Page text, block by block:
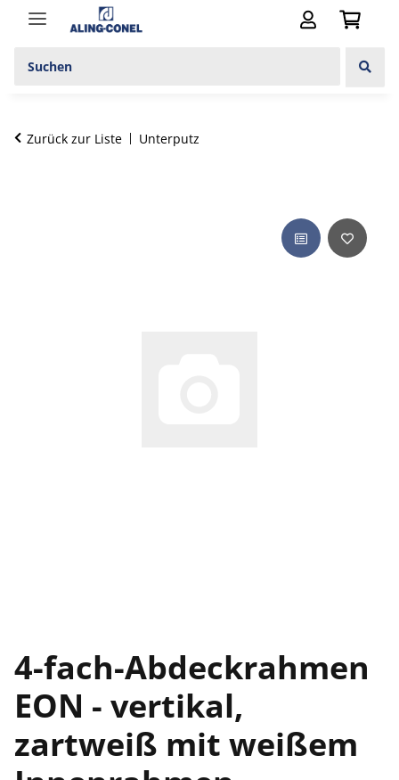
Zurück zur Liste Unterputz
4-fach-Abdeckrahmen
EON - vertikal,
zartweiß mit weißem